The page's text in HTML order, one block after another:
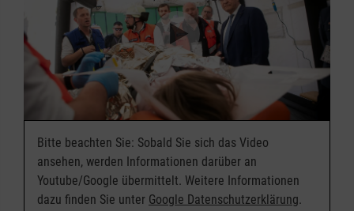
Bitte beachten Sie: Sobald Sie sich das Video
ansehen, werden Informationen darüber an
Youtube/Google übermittelt. Weitere Informationen
dazu finden Sie unter Google Datenschutzerklärung.